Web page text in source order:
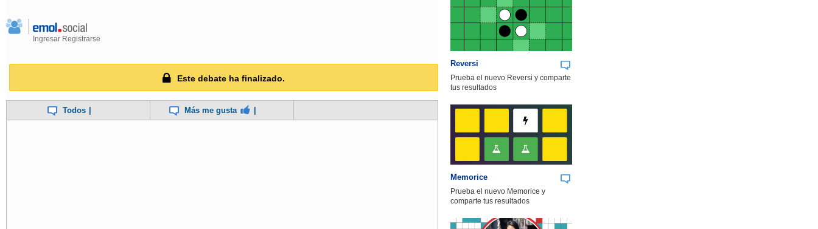
Ingresar Registrarse
Este debate ha finalizado.
Todos Más me gusta
Reversi
Prueba el nuevo Reversi y comparte
tus resultados
Memorice
Prueba el nuevo Memorice y
comparte tus resultados